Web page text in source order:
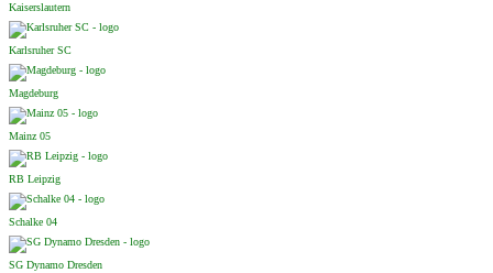
Kaiserslautern
Karlsruher SC
Magdeburg
Mainz 05
RB Leipzig
Schalke 04
SG Dynamo Dresden